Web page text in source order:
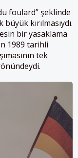
foulard” şeklinde
kırılmasıydı.
bir yasaklama
1989 tarihli
tek